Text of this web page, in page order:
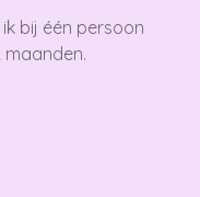
bij één persoon